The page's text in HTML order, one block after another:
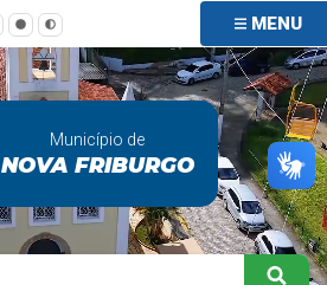
MENU
Município de
NOVA FRIBURGO